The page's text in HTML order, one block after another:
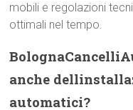
mobili e regolazioni
ottimali nel tempo.
anche
automatici?